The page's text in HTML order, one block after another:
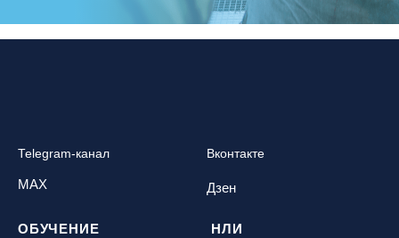
Telegram-канал Вконтакте
MAX Дзен
ОБУЧЕНИЕ НЛИ